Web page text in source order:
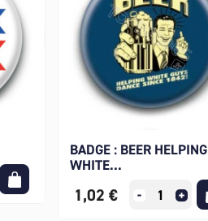
BADGE : BEER HELPING
WHITE...
1,02 €